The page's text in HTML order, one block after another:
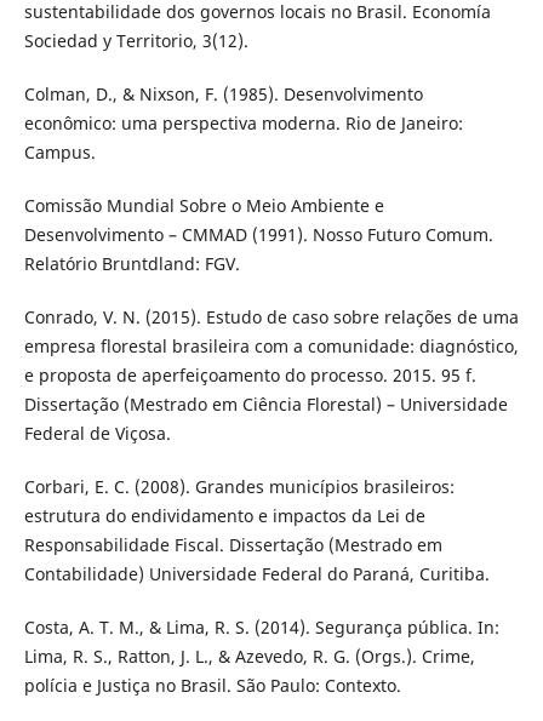
sustentabilidade dos governos locais no Brasil. Economía
Sociedad y Territorio, 3(12).
Colman, D., & Nixson, F. (1985). Desenvolvimento
econômico: uma perspectiva moderna. Rio de Janeiro:
Campus.
Comissão Mundial Sobre o Meio Ambiente e
Desenvolvimento – CMMAD (1991). Nosso Futuro Comum.
Relatório Bruntdland: FGV.
Conrado, V. N. (2015). Estudo de caso sobre relações de uma
empresa florestal brasileira com a comunidade: diagnóstico,
e proposta de aperfeiçoamento do processo. 2015. 95 f.
Dissertação (Mestrado em Ciência Florestal) – Universidade
Federal de Viçosa.
Corbari, E. C. (2008). Grandes municípios brasileiros:
estrutura do endividamento e impactos da Lei de
Responsabilidade Fiscal. Dissertação (Mestrado em
Contabilidade) Universidade Federal do Paraná, Curitiba.
Costa, A. T. M., & Lima, R. S. (2014). Segurança pública. In:
Lima, R. S., Ratton, J. L., & Azevedo, R. G. (Orgs.). Crime,
polícia e Justiça no Brasil. São Paulo: Contexto.